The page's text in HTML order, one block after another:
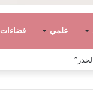
علمي فضاءات